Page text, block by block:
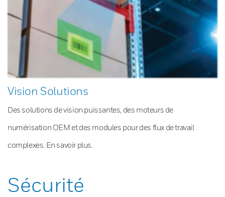
Vision Solutions
Des solutions de vision puissantes, des moteurs de
numérisation OEM et des modules pour des flux de travail
complexes. En savoir plus.
Sécurité